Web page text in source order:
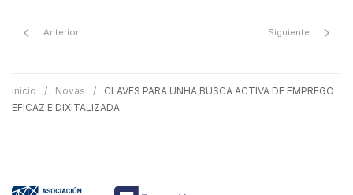
Anterior Siguiente
Inicio Novas
CLAVES PARA UNHA BUSCA ACTIVA DE EMPREGO
EFICAZ E DIXITALIZADA